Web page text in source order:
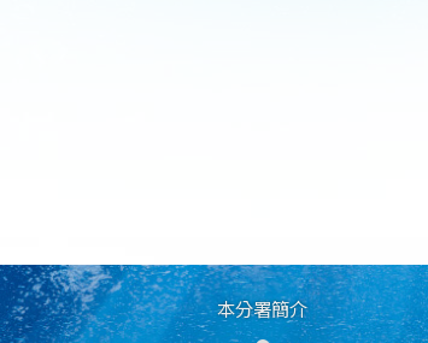
本分署簡介